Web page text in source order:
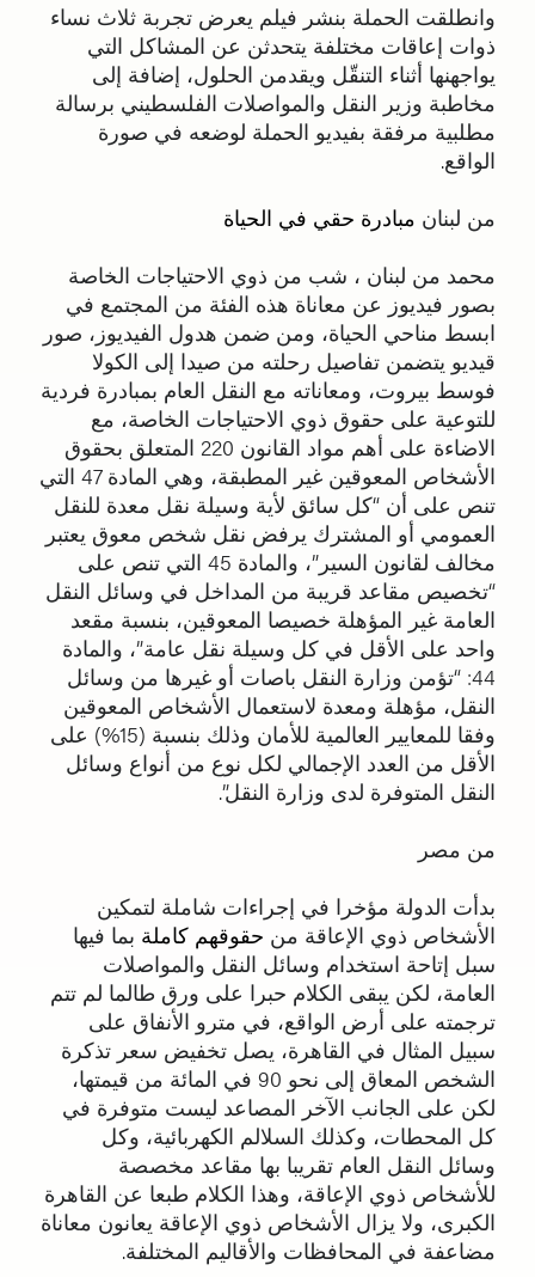
وانطلقت الحملة بنشر فيلم يعرض تجربة ثلاث نساء
ذوات إعاقات مختلفة يتحدثن عن المشاكل التي
يواجهنها أثناء التنقّل ويقدمن الحلول، إضافة إلى
مخاطبة وزير النقل والمواصلات الفلسطيني برسالة
مطلبية مرفقة بفيديو الحملة لوضعه في صورة
الواقع.
من لبنان مبادرة حقي في الحياة
محمد من لبنان ، شب من ذوي الاحتياجات الخاصة
بصور فيديوز عن معاناة هذه الفئة من المجتمع في
ابسط مناحي الحياة، ومن ضمن هدول الفيديوز، صور
قيديو يتضمن تفاصيل رحلته من صيدا إلى الكولا
فوسط بيروت، ومعاناته مع النقل العام بمبادرة فردية
للتوعية على حقوق ذوي الاحتياجات الخاصة، مع
الاضاءة على أهم مواد القانون 220 المتعلق بحقوق
الأشخاص المعوقين غير المطبقة، وهي المادة 47 التي
تنص على أن “كل سائق لأية وسيلة نقل معدة للنقل
العمومي أو المشترك يرفض نقل شخص معوق يعتبر
مخالف لقانون السير”، والمادة 45 التي تنص على
“تخصيص مقاعد قريبة من المداخل في وسائل النقل
العامة غير المؤهلة خصيصا المعوقين، بنسبة مقعد
واحد على الأقل في كل وسيلة نقل عامة”، والمادة
44: “تؤمن وزارة النقل باصات أو غيرها من وسائل
النقل، مؤهلة ومعدة لاستعمال الأشخاص المعوقين
وفقا للمعايير العالمية للأمان وذلك بنسبة (15%) على
الأقل من العدد الإجمالي لكل نوع من أنواع وسائل
النقل المتوفرة لدى وزارة النقل”.
من مصر
بدأت الدولة مؤخرا في إجراءات شاملة لتمكين
الأشخاص ذوي الإعاقة من حقوقهم كاملة بما فيها
سبل إتاحة استخدام وسائل النقل والمواصلات
العامة، لكن يبقى الكلام حبرا على ورق طالما لم تتم
ترجمته على أرض الواقع، في مترو الأنفاق على
سبيل المثال في القاهرة، يصل تخفيض سعر تذكرة
الشخص المعاق إلى نحو 90 في المائة من قيمتها،
لكن على الجانب الآخر المصاعد ليست متوفرة في
كل المحطات، وكذلك السلالم الكهربائية، وكل
وسائل النقل العام تقريبا بها مقاعد مخصصة
للأشخاص ذوي الإعاقة، وهذا الكلام طبعا عن القاهرة
الكبرى، ولا يزال الأشخاص ذوي الإعاقة يعانون معاناة
مضاعفة في المحافظات والأقاليم المختلفة.